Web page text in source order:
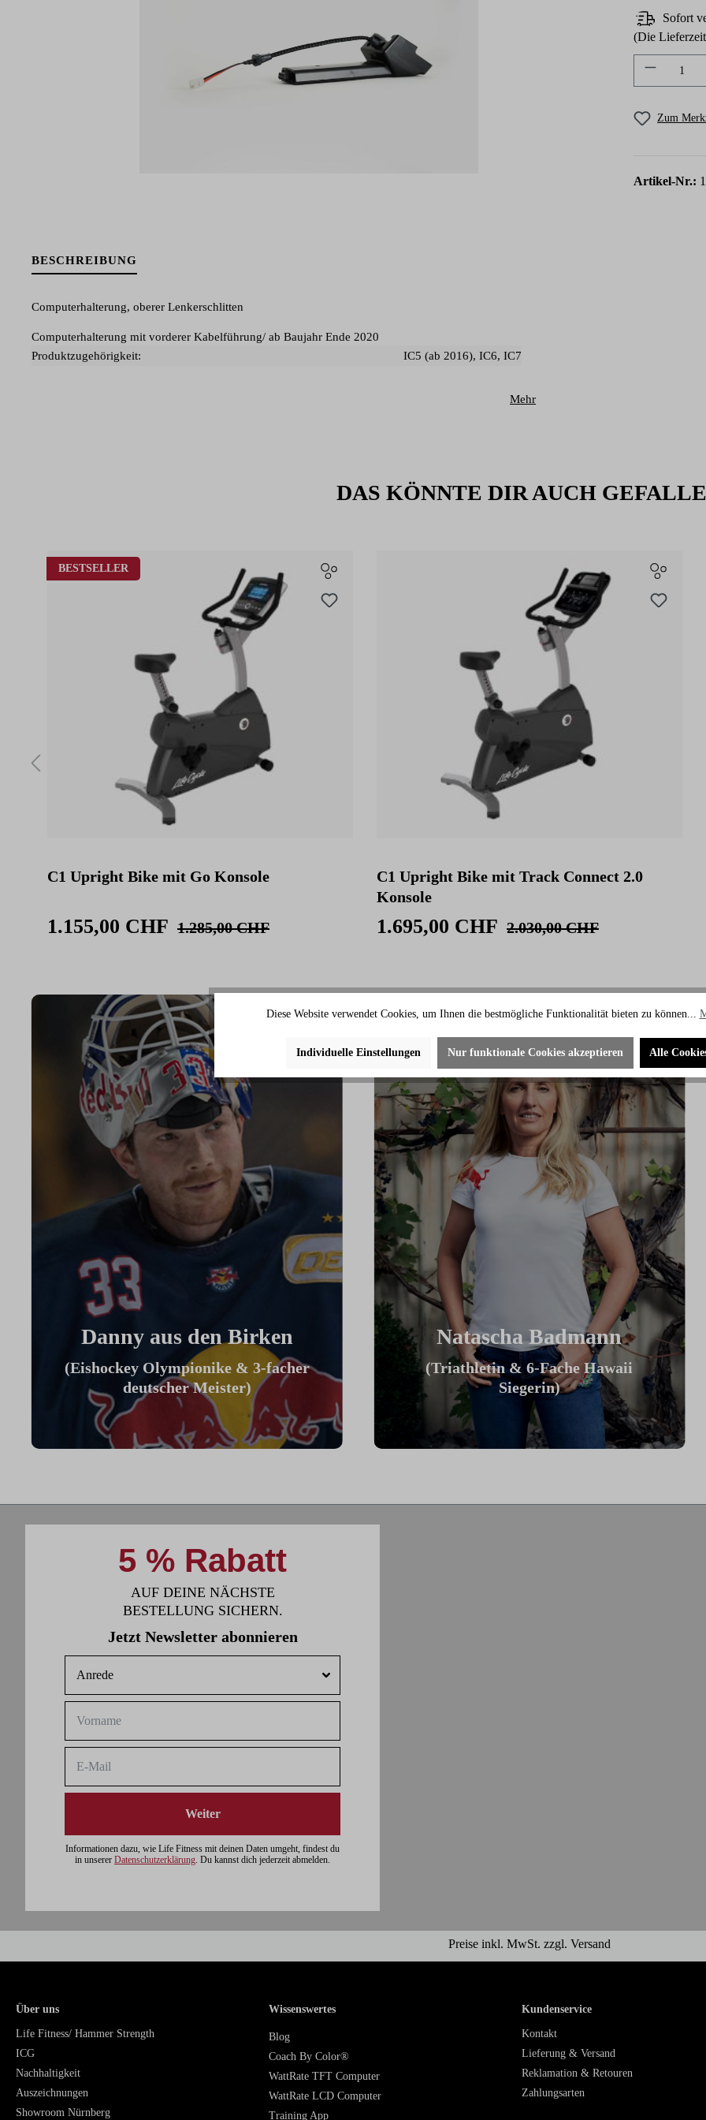
Sofort
(Die
Zum
Artikel-Nr.:
BESCHREIBUNG
Computerhalterung, oberer Lenkerschlitten
Computerhalterung mit vorderer Kabelführung/ ab Baujahr Ende 2020
Produktzugehörigkeit:
IC5 (ab 2016), IC6, IC7
Mehr
DAS KÖNNTE DIR AUCH
Produktgalerie überspringen
BESTSELLER
C1 Upright Bike mit Go Konsole
1.155,00 CHF 1.285,00 CHF
C1 Upright Bike mit Track Connect 2.0
Konsole
1.695,00 CHF 2.030,00 CHF
Danny aus den Birken
(Eishockey Olympionike & 3-facher
deutscher Meister)
"Ich benutze das Bike jeden Tag und es
hilft mir außerhalb des Eises an meiner
Natascha Badmann
(Triathletin & 6-Fache Hawaii
Siegerin)
„Ich finde mein ICG Bike großartig,
weil ich es meiner TT Position optimal
5 % Rabatt
AUF DEINE NÄCHSTE
BESTELLUNG SICHERN.
Jetzt Newsletter abonnieren
Weiter
Informationen dazu, wie Life Fitness mit deinen Daten umgeht, findest du
in unserer Datenschutzerklärung. Du kannst dich jederzeit abmelden.
Preise inkl. MwSt. zzgl. Versand
Über uns
Life Fitness/ Hammer Strength
ICG
Nachhaltigkeit
Auszeichnungen
Showroom Nürnberg
Wissenswertes
Blog
Coach By Color®
WattRate TFT Computer
WattRate LCD Computer
Training App
Kundenservice
Kontakt
Lieferung & Versand
Reklamation & Retouren
Zahlungsarten
Diese Website verwendet Cookies, um Ihnen die bestmögliche Funktionalität bieten zu können...
Individuelle Einstellungen Nur funktionale Cookies akzeptieren Alle